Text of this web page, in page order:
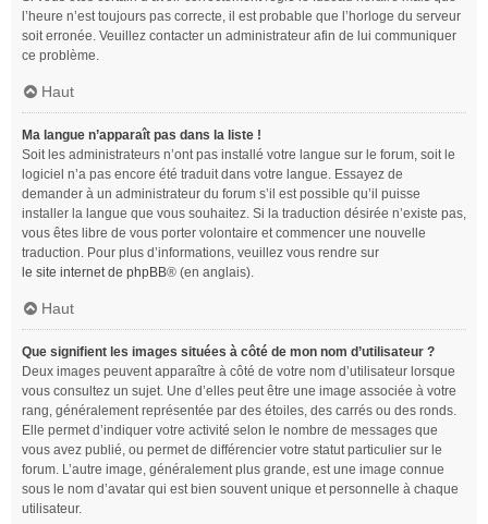
l’heure n’est toujours pas correcte, il est probable que l’horloge du serveur
soit erronée. Veuillez contacter un administrateur afin de lui communiquer
ce problème.
Haut
Ma langue n’apparaît pas dans la liste !
Soit les administrateurs n’ont pas installé votre langue sur le forum, soit le
logiciel n’a pas encore été traduit dans votre langue. Essayez de
demander à un administrateur du forum s’il est possible qu’il puisse
installer la langue que vous souhaitez. Si la traduction désirée n’existe pas,
vous êtes libre de vous porter volontaire et commencer une nouvelle
traduction. Pour plus d’informations, veuillez vous rendre sur
le site internet de phpBB® (en anglais).
Haut
Que signifient les images situées à côté de mon nom d’utilisateur ?
Deux images peuvent apparaître à côté de votre nom d’utilisateur lorsque
vous consultez un sujet. Une d’elles peut être une image associée à votre
rang, généralement représentée par des étoiles, des carrés ou des ronds.
Elle permet d’indiquer votre activité selon le nombre de messages que
vous avez publié, ou permet de différencier votre statut particulier sur le
forum. L’autre image, généralement plus grande, est une image connue
sous le nom d’avatar qui est bien souvent unique et personnelle à chaque
utilisateur.